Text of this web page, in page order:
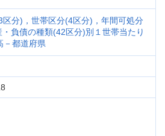
分)，世帯区分(4区分)，年間可処分
負債の種類(42区分)別１世帯当たり
－都道府県